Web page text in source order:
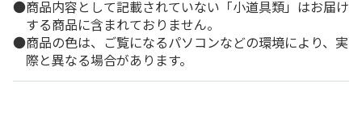
商品内容として記載されていない「小道具類」はお届け
する商品に含まれておりません。
商品の色は、ご覧になるパソコンなどの環境により、実
際と異なる場合があります。